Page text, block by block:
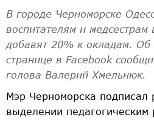
В городе Черноморске
воспитателям и медсестрам
добавят 20% к окладам. Об
странице в Facebook
голова Валерий Хмельнюк.
Мэр Черноморска подписал
выделении педагогическим